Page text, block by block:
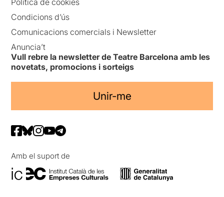
Condicions d’ús
Comunicacions comercials i Newsletter
Anuncia’t
Vull rebre la newsletter de Teatre Barcelona amb les
novetats, promocions i sorteigs
Unir-me
Amb el suport de